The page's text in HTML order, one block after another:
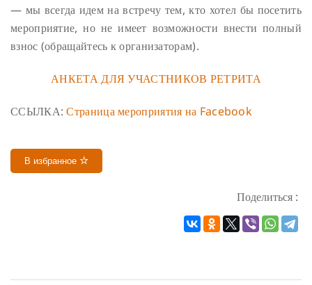
— мы всегда идем на встречу тем, кто хотел бы посетить
мероприятие, но не имеет возможности внести полный
взнос (обращайтесь к организаторам).
АНКЕТА ДЛЯ УЧАСТНИКОВ РЕТРИТА
ССЫЛКА:Страница мероприятия на Facebook
В избранное
Поделиться :